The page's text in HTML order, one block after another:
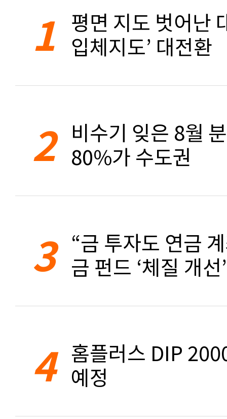
1 평면 지도 벗어난
입체지도’ 대전환
2 비수기 잊은 8월
80%가 수도권
3 “금 투자도 연금
금 펀드 ‘체질 개선’
4 홈플러스 DIP
예정